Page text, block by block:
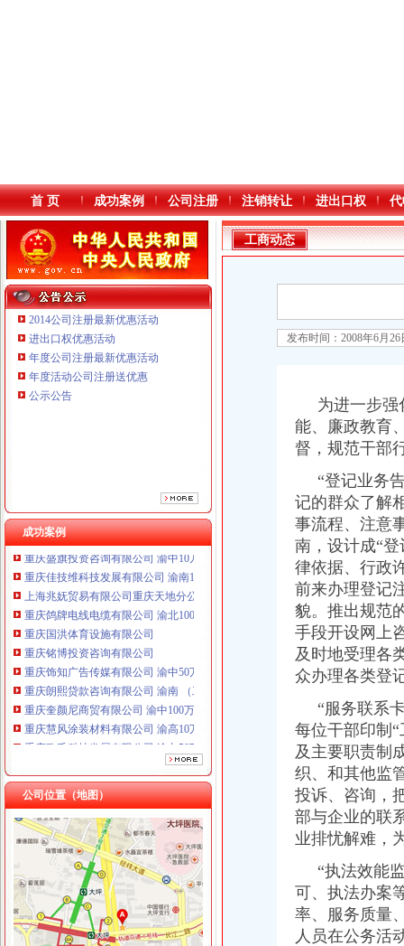
本站导航
首 页 成功案例 公司注册 注销转让 进出口权
2014公司注册最新优惠活动
进出口权优惠活动
年度公司注册最新优惠活动
年度活动公司注册送优惠
公示公告
成功案例
重庆鸽牌电线电缆有限公司 渝北10010万 (进出口权)
重庆慧风涂装材料有限公司 渝高10万 （工商注册）
重庆欧氏科技发展有限公司 渝九50万 （进出口权）
重庆盛旗投资咨询有限公司 渝中10万 （工商注册）
重庆佳技维科技发展有限公司 渝南100万 （进出口权）
上海兆妩贸易有限公司重庆天地分公司 渝中 （工商注册）
重庆鸽牌电线电缆有限公司 渝北10010万 (进出口权)
重庆国洪体育设施有限公司
重庆铭博投资咨询有限公司
重庆饰知广告传媒有限公司 渝中50万 （工商注册）
重庆朗熙贷款咨询有限公司 渝南 （工商注册）
重庆奎颜尼商贸有限公司 渝中100万 （工商注册）
重庆慧风涂装材料有限公司 渝高10万 （工商注册）
重庆欧氏科技发展有限公司 渝九50万 （进出口权）
重庆盛旗投资咨询有限公司 渝中10万 （工商注册）
重庆佳技维科技发展有限公司 渝南100万 （进出口权）
上海兆妩贸易有限公司重庆天地分公司 渝中 （工商注册）
公司位置（地图）
工商动态
大足局重庆免费注册公司关注民生促进就业再就业工作
沙坪坝局抓住“五个关键”0元注册公司流程推动重点工作全面开展
工商动态
发布时间：2008年6月
为进一步强
能、廉政教育
督，规范干部
“登记业务告
记的群众了解
事流程、注意
南，设计成“
律依据、行政
前来办理登记
貌。推出规范
手段开设网上
及时地受理各
众办理各类登
“服务联系卡
每位干部印制
及主要职责制
织、和其他监
投诉、咨询，
部与企业的联
业排忧解难，
“执法效能监
可、执法办案
率、服务质量
人员在公务活